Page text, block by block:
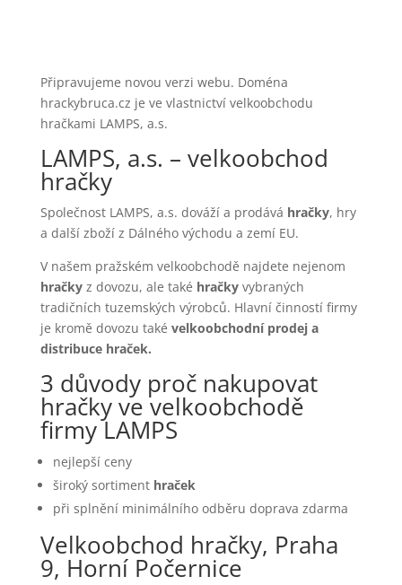
Připravujeme novou verzi webu. Doména
hrackybruca.cz je ve vlastnictví velkoobchodu
hračkami LAMPS, a.s.
LAMPS, a.s. – velkoobchod
hračky
Společnost LAMPS, a.s. dováží a prodává hračky, hry
a další zboží z Dálného východu a zemí EU.
V našem pražském velkoobchodě najdete nejenom
hračkyz dovozu, ale také hračkyvybraných
tradičních tuzemských výrobců. Hlavní činností firmy
je kromě dovozu také velkoobchodní prodej a
distribuce hraček.
3 důvody proč nakupovat
hračky ve velkoobchodě
firmy LAMPS
nejlepší ceny
široký sortiment hraček
při splnění minimálního odběru doprava zdarma
Velkoobchod hračky, Praha
9, Horní Počernice